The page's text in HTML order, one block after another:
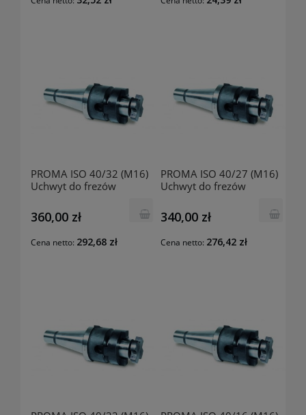
PROMA ISO 40/32 (M16)
Uchwyt do frezów
360,00 zł
Cena netto: 292,68 zł
PROMA ISO 40/27 (M16)
Uchwyt do frezów
340,00 zł
Cena netto: 276,42 zł